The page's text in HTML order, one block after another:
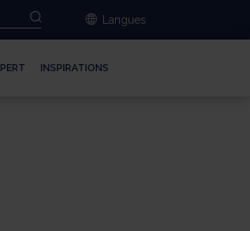
Langues
INSPIRATIONS